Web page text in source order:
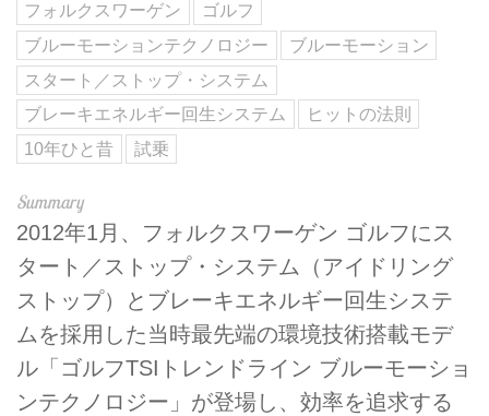
フォルクスワーゲン
ゴルフ
ブルーモーションテクノロジー
ブルーモーション
スタート／ストップ・システム
ブレーキエネルギー回生システム
ヒットの法則
10年ひと昔
試乗
2012年1月、フォルクスワーゲン ゴルフにス
タート／ストップ・システム（アイドリング
ストップ）とブレーキエネルギー回生システ
ムを採用した当時最先端の環境技術搭載モデ
ル「ゴルフTSIトレンドライン ブルーモーショ
ンテクノロジー」が登場し、効率を追求する